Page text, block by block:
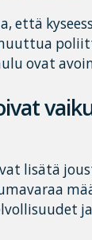
että
ovat
lisätä